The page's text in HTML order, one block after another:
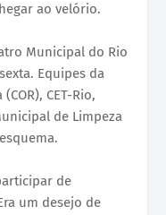
ao velório.
Municipal do Rio
Equipes da
CET-Rio,
de Limpeza
de
um desejo de